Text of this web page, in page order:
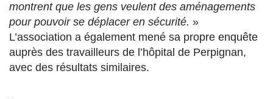
montrent que les gens veulent des aménagements
pour pouvoir se déplacer en sécurité. »
L’association a également mené sa propre enquête
auprès des travailleurs de l’hôpital de Perpignan,
avec des résultats similaires.